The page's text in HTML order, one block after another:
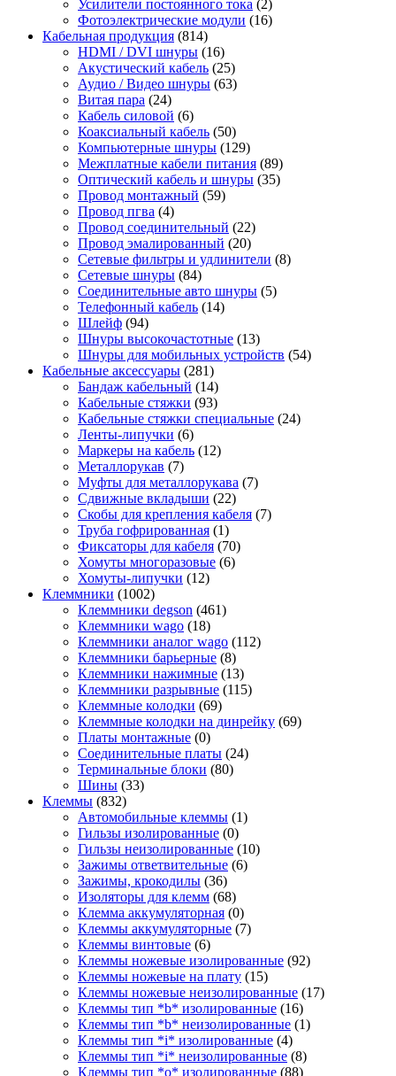
Усилители постоянного тока (2)
Фотоэлектрические модули (16)
Кабельная продукция (814)
HDMI / DVI шнуры (16)
Акустический кабель (25)
Аудио / Видео шнуры (63)
Витая пара (24)
Кабель силовой (6)
Коаксиальный кабель (50)
Компьютерные шнуры (129)
Межплатные кабели питания (89)
Оптический кабель и шнуры (35)
Провод монтажный (59)
Провод пгва (4)
Провод соединительный (22)
Провод эмалированный (20)
Сетевые фильтры и удлинители (8)
Сетевые шнуры (84)
Соединительные авто шнуры (5)
Телефонный кабель (14)
Шлейф (94)
Шнуры высокочастотные (13)
Шнуры для мобильных устройств (54)
Кабельные аксессуары (281)
Бандаж кабельный (14)
Кабельные стяжки (93)
Кабельные стяжки специальные (24)
Ленты-липучки (6)
Маркеры на кабель (12)
Металлорукав (7)
Муфты для металлорукава (7)
Сдвижные вкладыши (22)
Скобы для крепления кабеля (7)
Труба гофрированная (1)
Фиксаторы для кабеля (70)
Хомуты многоразовые (6)
Хомуты-липучки (12)
Клеммники (1002)
Клеммники degson (461)
Клеммники wago (18)
Клеммники аналог wago (112)
Клеммники барьерные (8)
Клеммники нажимные (13)
Клеммники разрывные (115)
Клеммные колодки (69)
Клеммные колодки на динрейку (69)
Платы монтажные (0)
Соединительные платы (24)
Терминальные блоки (80)
Шины (33)
Клеммы (832)
Автомобильные клеммы (1)
Гильзы изолированные (0)
Гильзы неизолированные (10)
Зажимы ответвительные (6)
Зажимы, крокодилы (36)
Изоляторы для клемм (68)
Клемма аккумуляторная (0)
Клеммы аккумуляторные (7)
Клеммы винтовые (6)
Клеммы ножевые изолированные (92)
Клеммы ножевые на плату (15)
Клеммы ножевые неизолированные (17)
Клеммы тип *b* изолированные (16)
Клеммы тип *b* неизолированные (1)
Клеммы тип *i* изолированные (4)
Клеммы тип *i* неизолированные (8)
Клеммы тип *o* изолированные (88)